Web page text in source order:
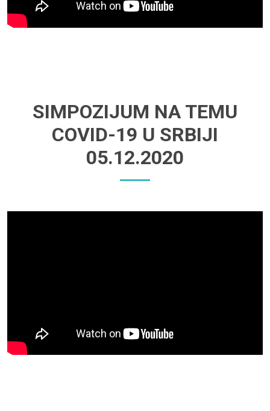
SIMPOZIJUM NA TEMU
COVID-19 U SRBIJI
05.12.2020